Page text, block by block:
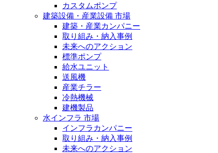
カスタムポンプ
建築設備・産業設備 市場
建築・産業カンパニー
取り組み・納入事例
未来へのアクション
標準ポンプ
給水ユニット
送風機
産業チラー
冷熱機械
建機製品
水インフラ 市場
インフラカンパニー
取り組み・納入事例
未来へのアクション